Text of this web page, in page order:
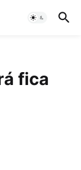
fica